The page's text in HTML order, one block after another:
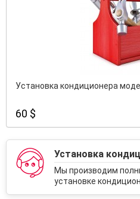
Установка кондиционера
60 $
Установка
Мы производим
установке